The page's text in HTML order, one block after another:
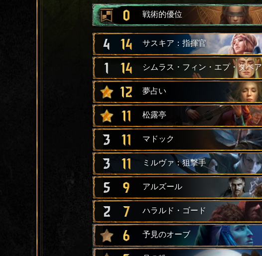
0 戦術的優位
4 14 サスキア：指揮官
1 14 シムラス・フィン・エプ・ダベア
12 夢占い
11 松露亭
3 11 マドック
3 11 ミルヴァ：狙撃手
5 9 アルズール
2 7 ハラルド・ゴード
6 予見のオーブ